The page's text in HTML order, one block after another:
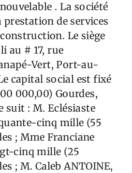
. La société
de services
Le siège
au # 17, rue
Vert, Port-au-
capital social est fixé
000,00) Gourdes,
suit : M. Eclésiaste
cinq mille (55
; Mme Franciane
cinq mille (25
; M. Caleb ANTOINE,